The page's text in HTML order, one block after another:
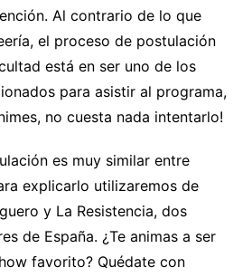
Al contrario de lo que
el proceso de postulación
está en ser uno de los
para asistir al programa,
no cuesta nada intentarlo!
es muy similar entre
explicarlo utilizaremos de
y La Resistencia, dos
de España. ¿Te animas a ser
favorito? Quédate con